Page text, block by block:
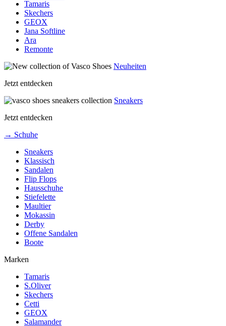
Tamaris
Skechers
GEOX
Jana Softline
Ara
Remonte
Neuheiten
Jetzt entdecken
Sneakers
Jetzt entdecken
→ Schuhe
Sneakers
Klassisch
Sandalen
Flip Flops
Hausschuhe
Stiefelette
Maultier
Mokassin
Derby
Offene Sandalen
Boote
Marken
Tamaris
S.Oliver
Skechers
Cetti
GEOX
Salamander